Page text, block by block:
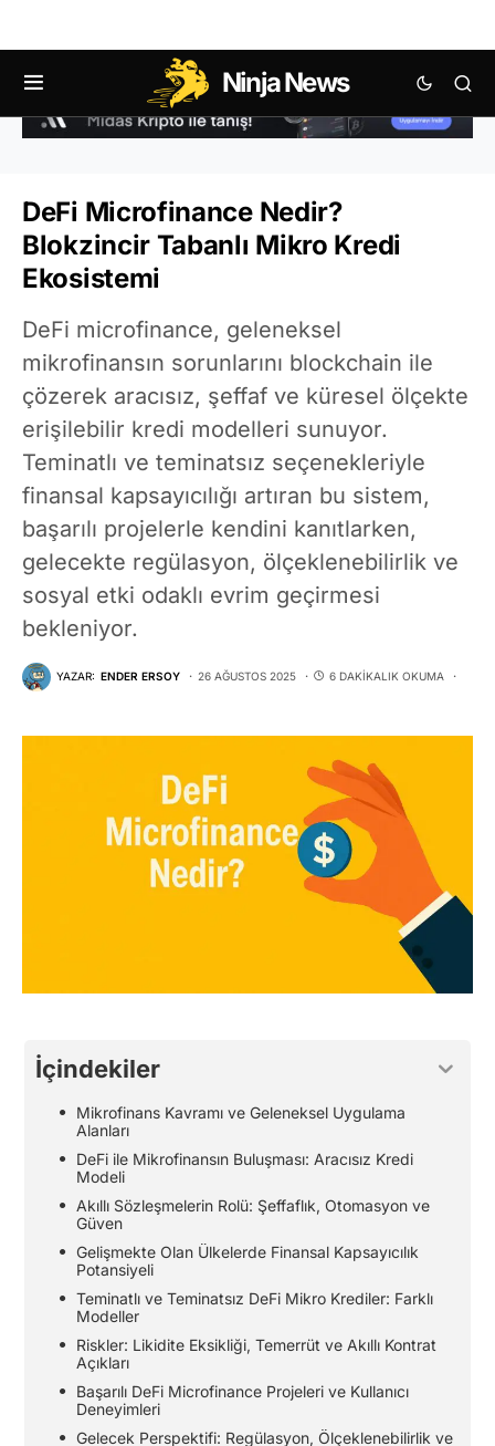
Ninja News
DeFi Microfinance Nedir?
Blokzincir Tabanlı Mikro Kredi
Ekosistemi
DeFi microfinance, geleneksel
mikrofinansın sorunlarını blockchain ile
çözerek aracısız, şeffaf ve küresel ölçekte
erişilebilir kredi modelleri sunuyor.
Teminatlı ve teminatsız seçenekleriyle
finansal kapsayıcılığı artıran bu sistem,
başarılı projelerle kendini kanıtlarken,
gelecekte regülasyon, ölçeklenebilirlik ve
sosyal etki odaklı evrim geçirmesi
bekleniyor.
YAZAR: ENDER ERSOY 26 AĞUSTOS 2025 6 DAKIKALIK OKUMA
İçindekiler
Mikrofinans Kavramı ve Geleneksel Uygulama
Alanları
DeFi ile Mikrofinansın Buluşması: Aracısız Kredi
Modeli
Akıllı Sözleşmelerin Rolü: Şeffaflık, Otomasyon ve
Güven
Gelişmekte Olan Ülkelerde Finansal Kapsayıcılık
Potansiyeli
Teminatlı ve Teminatsız DeFi Mikro Krediler: Farklı
Modeller
Riskler: Likidite Eksikliği, Temerrüt ve Akıllı Kontrat
Açıkları
Başarılı DeFi Microfinance Projeleri ve Kullanıcı
Deneyimleri
Gelecek Perspektifi: Regülasyon, Ölçeklenebilirlik ve